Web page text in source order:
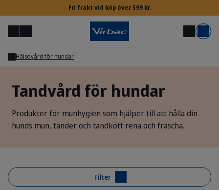
Fri frakt vid köp över 599 kr.
MenySök Mitt konto Varukorg
Behöver du hjälp?
Hälsovård för hundar
Tandvård för hundar
Produkter för munhygien som hjälper till att hålla din
hunds mun, tänder och tandkött rena och fräscha.
Filter